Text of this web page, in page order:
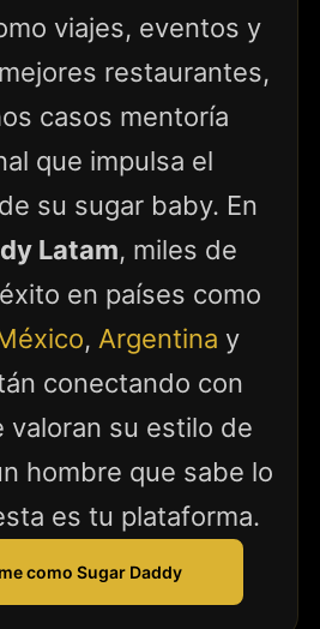
viajes, eventos y
restaurantes,
casos mentoría
que impulsa el
su sugar baby. En
Latam, miles de
en países como
, Argentina y
conectando con
valoran su estilo de
hombre que sabe lo
es tu plataforma.
como Sugar Daddy